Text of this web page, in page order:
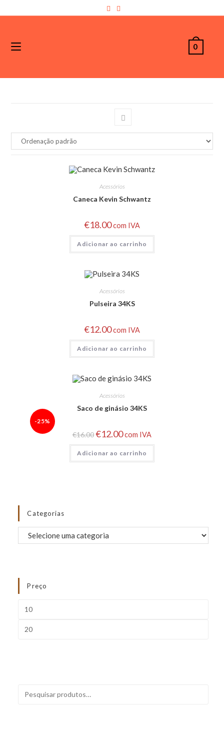
0
Acessórios
Caneca Kevin Schwantz
€18.00com IVA
Adicionar ao carrinho
Acessórios
Pulseira 34KS
€12.00com IVA
Adicionar ao carrinho
-25%
Acessórios
Saco de ginásio 34KS
€16.00€12.00com IVA
Adicionar ao carrinho
Categorias
Preço